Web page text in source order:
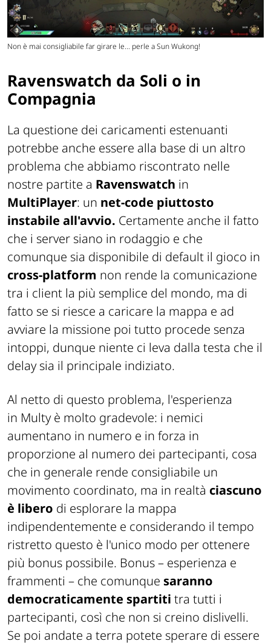
Non è mai consigliabile far girare le... perle a Sun Wukong!
Ravenswatch da Soli o in
Compagnia
La questione dei caricamenti estenuanti
potrebbe anche essere alla base di un altro
problema che abbiamo riscontrato nelle
nostre partite a Ravenswatch in
MultiPlayer: un net-code piuttosto
instabile all'avvio. Certamente anche il fatto
che i server siano in rodaggio e che
comunque sia disponibile di default il gioco in
cross-platform non rende la comunicazione
tra i client la più semplice del mondo, ma di
fatto se si riesce a caricare la mappa e ad
avviare la missione poi tutto procede senza
intoppi, dunque niente ci leva dalla testa che il
delaysia il principale indiziato.
Al netto di questo problema, l'esperienza
in Multyè molto gradevole: i nemici
aumentano in numero e in forza in
proporzione al numero dei partecipanti, cosa
che in generale rende consigliabile un
movimento coordinato, ma in realtà ciascuno
è libero di esplorare la mappa
indipendentemente e considerando il tempo
ristretto questo è l'unico modo per ottenere
più bonus possibile. Bonus – esperienza e
frammenti – che comunque saranno
democraticamente spartiti tra tutti i
partecipanti, così che non si creino dislivelli.
Se poi andate a terra potete sperare di essere